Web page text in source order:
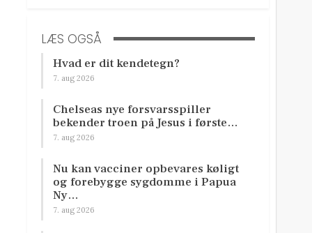
LÆS OGSÅ
Hvad er dit kendetegn?
7. aug 2026
Chelseas nye forsvarsspiller
bekender troen på Jesus i første…
7. aug 2026
Nu kan vacciner opbevares køligt
og forebygge sygdomme i Papua
Ny…
7. aug 2026